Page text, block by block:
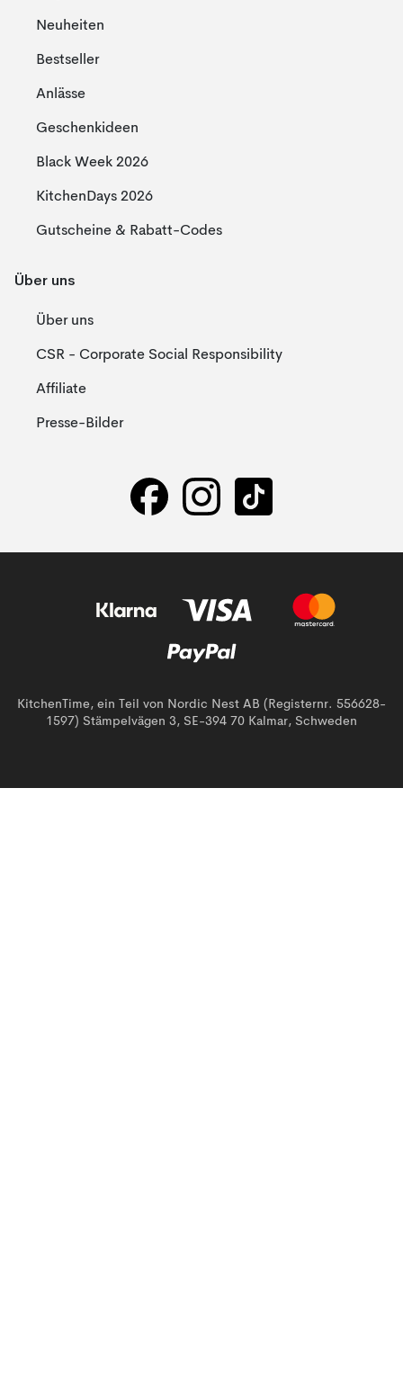
Neuheiten
Bestseller
Anlässe
Geschenkideen
Black Week 2026
KitchenDays 2026
Gutscheine & Rabatt-Codes
Über uns
Über uns
CSR - Corporate Social Responsibility
Affiliate
Presse-Bilder
KitchenTime, ein Teil von Nordic Nest AB (Registernr. 556628-
1597) Stämpelvägen 3, SE-394 70 Kalmar, Schweden